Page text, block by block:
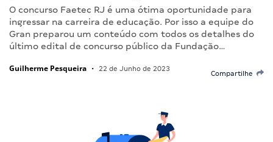
O concurso Faetec RJ é uma ótima oportunidade para
ingressar na carreira de educação. Por isso a equipe do
Gran preparou um conteúdo com todos os detalhes do
último edital de concurso público da Fundação…
Guilherme Pesqueira • 22 de Junho de 2023
Compartilhe